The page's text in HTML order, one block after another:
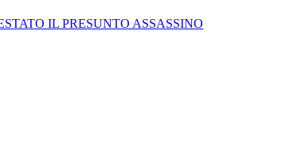
IL PRESUNTO ASSASSINO